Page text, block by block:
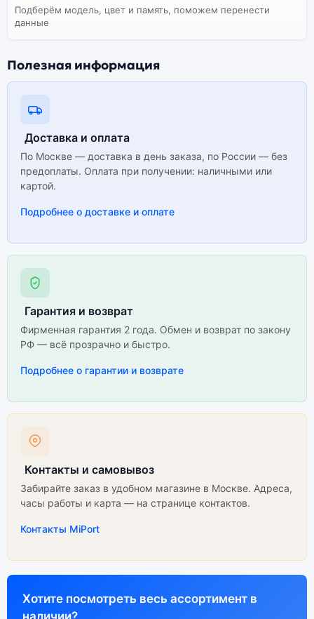
Подберём модель, цвет и память, поможем перенести
данные
Полезная информация
Доставка и оплата
По Москве — доставка в день заказа, по России — без
предоплаты. Оплата при получении: наличными или
картой.
Подробнее о доставке и оплате
Гарантия и возврат
Фирменная гарантия 2 года. Обмен и возврат по закону
РФ — всё прозрачно и быстро.
Подробнее о гарантии и возврате
Контакты и самовывоз
Забирайте заказ в удобном магазине в Москве. Адреса,
часы работы и карта — на странице контактов.
Контакты MiPort
Хотите посмотреть весь ассортимент в
наличии?